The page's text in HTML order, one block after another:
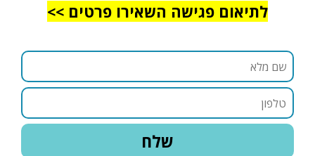
לתיאום פגישה השאירו פרטים >>